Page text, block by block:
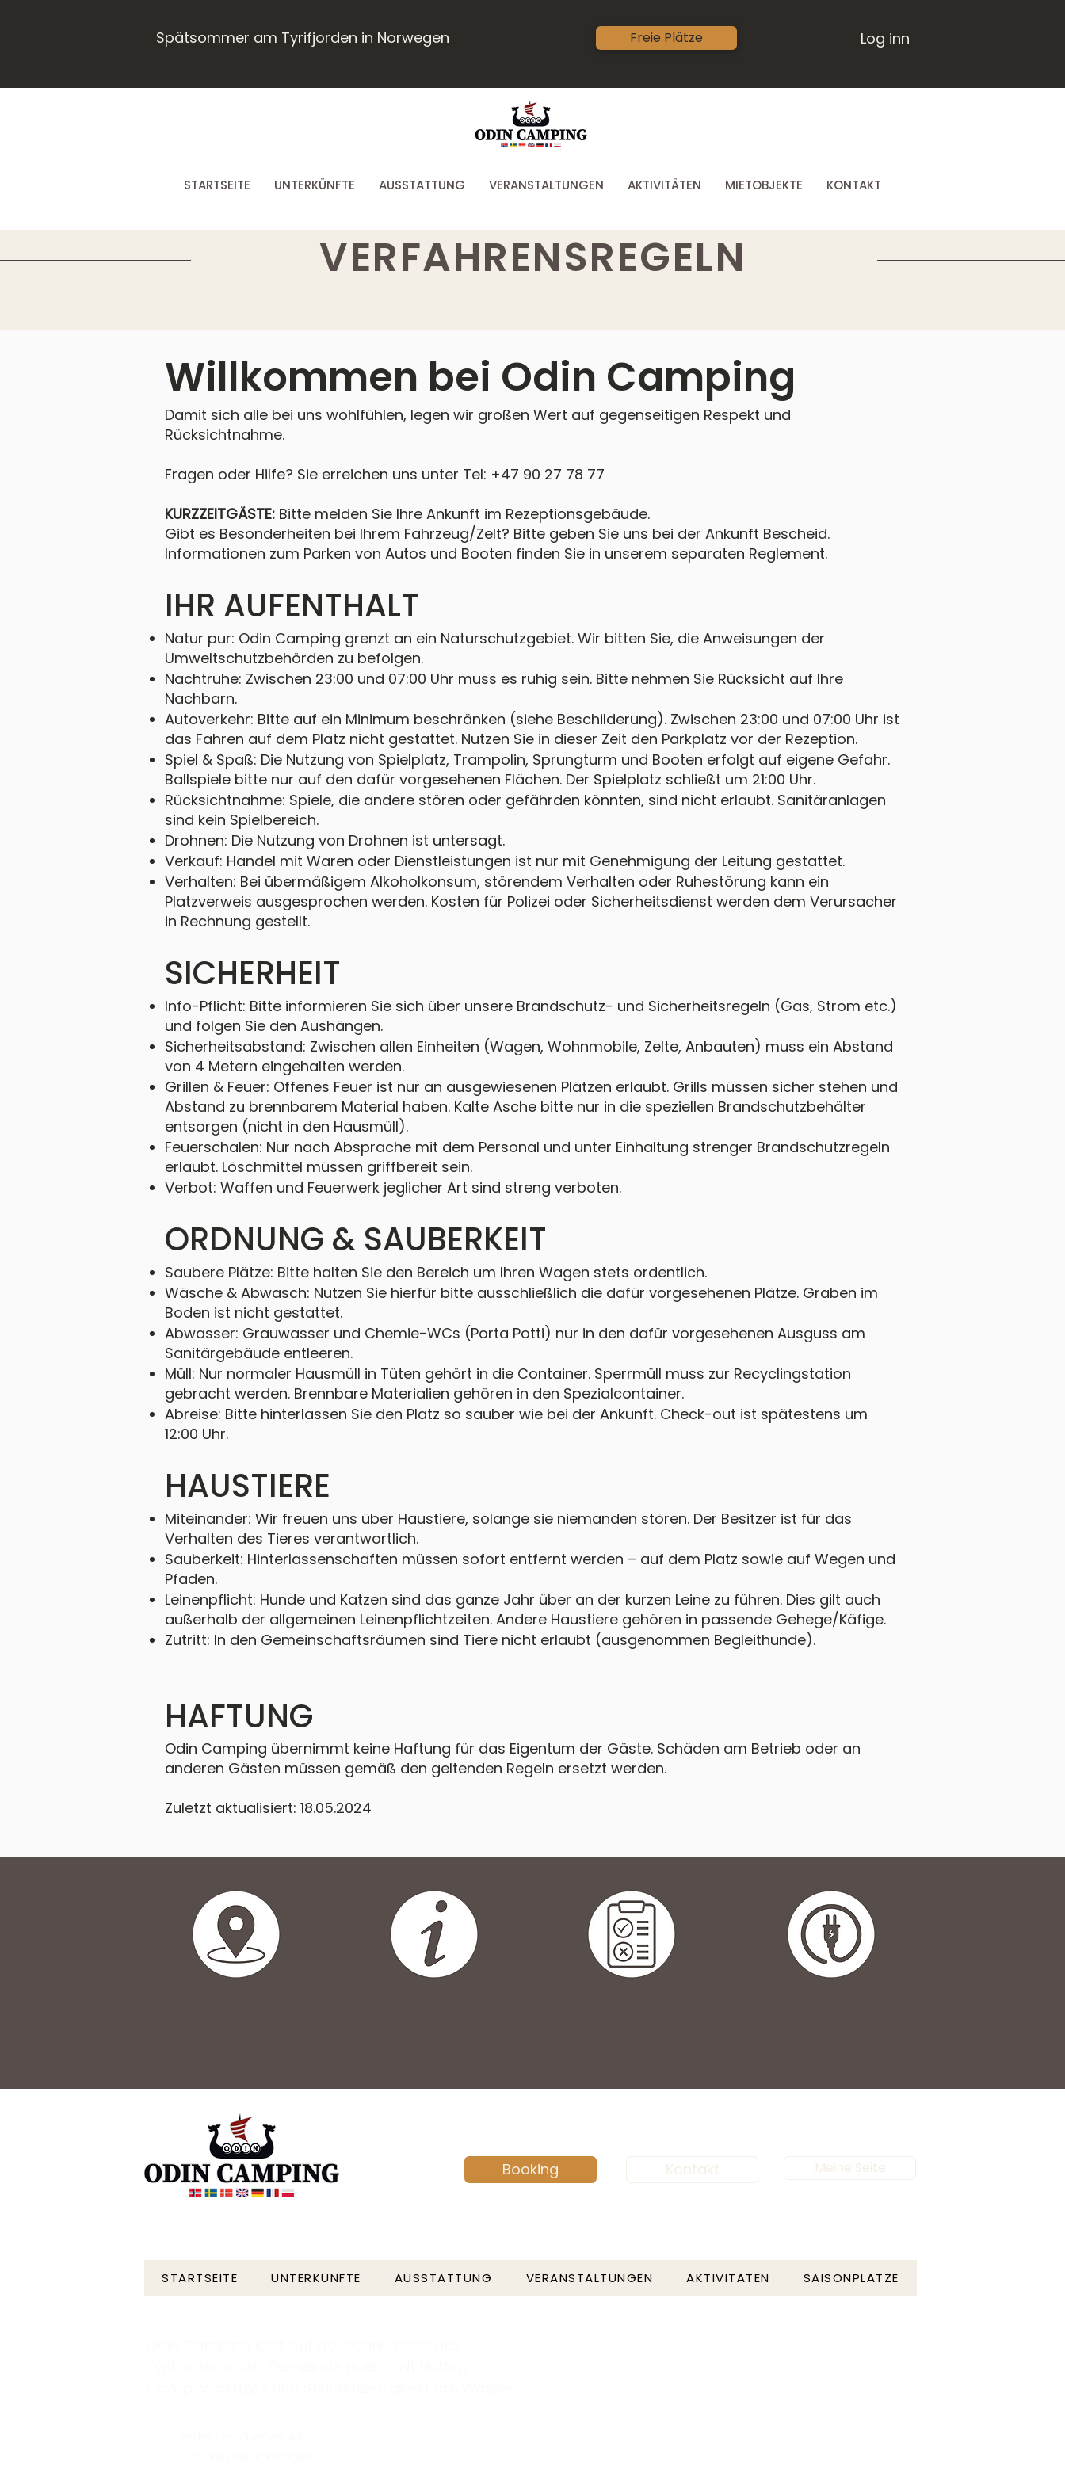
​​Spätsommer am Tyrifjorden in Norwegen Freie Plätze Log inn
STARTSEITE UNTERKÜNFTE AUSSTATTUNG VERANSTALTUNGEN AKTIVITÄTEN MIETOBJEKTE KONTAKT
VERFAHRENSREGELN
Willkommen bei Odin Camping
Damit sich alle bei uns wohlfühlen, legen wir großen Wert auf gegenseitigen Respekt und
Rücksichtnahme.
Fragen oder Hilfe? Sie erreichen uns unter Tel: +47 90 27 78 77
KURZZEITGÄSTE: Bitte melden Sie Ihre Ankunft im Rezeptionsgebäude.
Gibt es Besonderheiten bei Ihrem Fahrzeug/Zelt? Bitte geben Sie uns bei der Ankunft Bescheid.
Informationen zum Parken von Autos und Booten finden Sie in unserem separaten Reglement.
IHR AUFENTHALT
Natur pur: Odin Camping grenzt an ein Naturschutzgebiet. Wir bitten Sie, die Anweisungen der
Umweltschutzbehörden zu befolgen.
Nachtruhe: Zwischen 23:00 und 07:00 Uhr muss es ruhig sein. Bitte nehmen Sie Rücksicht auf Ihre
Nachbarn.
Autoverkehr: Bitte auf ein Minimum beschränken (siehe Beschilderung). Zwischen 23:00 und 07:00 Uhr ist
das Fahren auf dem Platz nicht gestattet. Nutzen Sie in dieser Zeit den Parkplatz vor der Rezeption.
Spiel & Spaß: Die Nutzung von Spielplatz, Trampolin, Sprungturm und Booten erfolgt auf eigene Gefahr.
Ballspiele bitte nur auf den dafür vorgesehenen Flächen. Der Spielplatz schließt um 21:00 Uhr.
Rücksichtnahme: Spiele, die andere stören oder gefährden könnten, sind nicht erlaubt. Sanitäranlagen
sind kein Spielbereich.
Drohnen: Die Nutzung von Drohnen ist untersagt.
Verkauf: Handel mit Waren oder Dienstleistungen ist nur mit Genehmigung der Leitung gestattet.
Verhalten: Bei übermäßigem Alkoholkonsum, störendem Verhalten oder Ruhestörung kann ein
Platzverweis ausgesprochen werden. Kosten für Polizei oder Sicherheitsdienst werden dem Verursacher
in Rechnung gestellt.
SICHERHEIT
Info-Pflicht: Bitte informieren Sie sich über unsere Brandschutz- und Sicherheitsregeln (Gas, Strom etc.)
und folgen Sie den Aushängen.
Sicherheitsabstand: Zwischen allen Einheiten (Wagen, Wohnmobile, Zelte, Anbauten) muss ein Abstand
von 4 Metern eingehalten werden.
Grillen & Feuer: Offenes Feuer ist nur an ausgewiesenen Plätzen erlaubt. Grills müssen sicher stehen und
Abstand zu brennbarem Material haben. Kalte Asche bitte nur in die speziellen Brandschutzbehälter
entsorgen (nicht in den Hausmüll).
Feuerschalen: Nur nach Absprache mit dem Personal und unter Einhaltung strenger Brandschutzregeln
erlaubt. Löschmittel müssen griffbereit sein.
Verbot: Waffen und Feuerwerk jeglicher Art sind streng verboten.
ORDNUNG & SAUBERKEIT
Saubere Plätze: Bitte halten Sie den Bereich um Ihren Wagen stets ordentlich.
Wäsche & Abwasch: Nutzen Sie hierfür bitte ausschließlich die dafür vorgesehenen Plätze. Graben im
Boden ist nicht gestattet.
Abwasser: Grauwasser und Chemie-WCs (Porta Potti) nur in den dafür vorgesehenen Ausguss am
Sanitärgebäude entleeren.
Müll: Nur normaler Hausmüll in Tüten gehört in die Container. Sperrmüll muss zur Recyclingstation
gebracht werden. Brennbare Materialien gehören in den Spezialcontainer.
Abreise: Bitte hinterlassen Sie den Platz so sauber wie bei der Ankunft. Check-out ist spätestens um
12:00 Uhr.
HAUSTIERE
Miteinander: Wir freuen uns über Haustiere, solange sie niemanden stören. Der Besitzer ist für das
Verhalten des Tieres verantwortlich.
Sauberkeit: Hinterlassenschaften müssen sofort entfernt werden – auf dem Platz sowie auf Wegen und
Pfaden.
Leinenpflicht: Hunde und Katzen sind das ganze Jahr über an der kurzen Leine zu führen. Dies gilt auch
außerhalb der allgemeinen Leinenpflichtzeiten. Andere Haustiere gehören in passende Gehege/Käfige.
Zutritt: In den Gemeinschaftsräumen sind Tiere nicht erlaubt (ausgenommen Begleithunde).
HAFTUNG
Odin Camping übernimmt keine Haftung für das Eigentum der Gäste. Schäden am Betrieb oder an
anderen Gästen müssen gemäß den geltenden Regeln ersetzt werden.
Zuletzt aktualisiert: 18.05.2024
Booking Kontakt Meine Seite
STARTSEITE UNTERKÜNFTE AUSSTATTUNG VERANSTALTUNGEN AKTIVITÄTEN SAISONPLÄTZE